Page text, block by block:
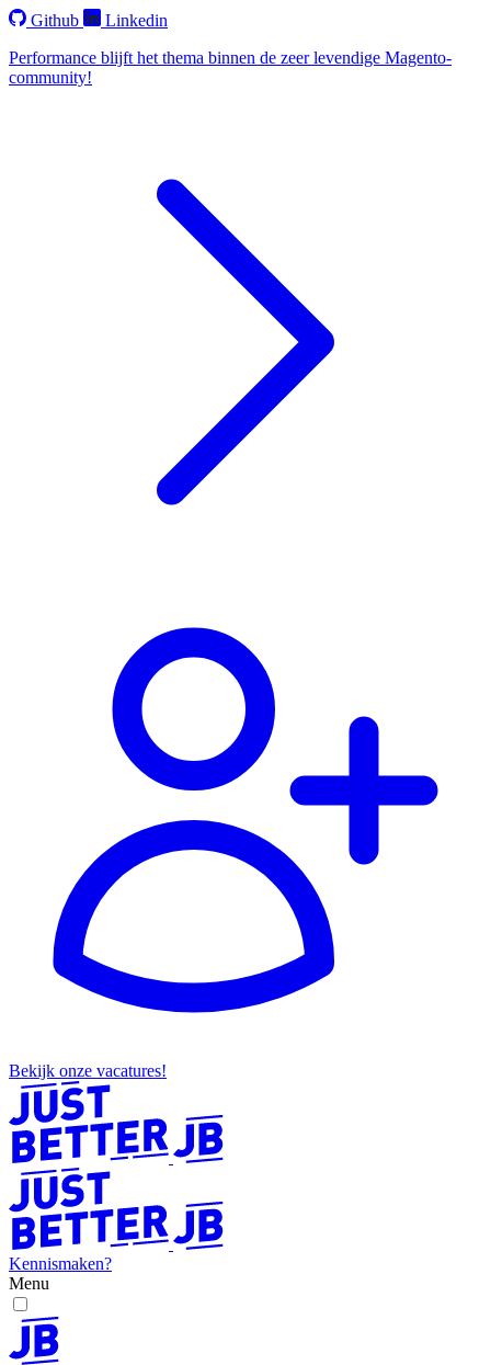
Github
Linkedin
Performance blijft het thema binnen de zeer levendige Magento-
community!
Bekijk onze vacatures!
Kennismaken?
Menu